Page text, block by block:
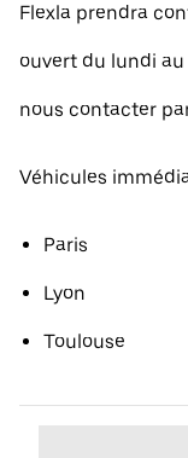
Flexla prendra
ouvert du lundi
nous contacter
Véhicules
Paris
Lyon
Toulouse